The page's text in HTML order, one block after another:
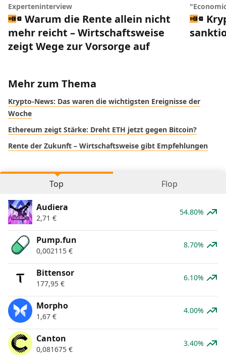
Experteninterview
Warum die Rente allein nicht
mehr reicht – Wirtschaftsweise
zeigt Wege zur Vorsorge auf
Mehr zum Thema
Krypto-News: Das waren die wichtigsten Ereignisse der
Woche
Ethereum zeigt Stärke: Dreht ETH jetzt gegen Bitcoin?
Rente der Zukunft – Wirtschaftsweise gibt Empfehlungen
Top Flop
Audiera
2,71 €
54.80%
Pump.fun
0,002115 €
8.70%
Bittensor
177,95 €
6.10%
Morpho
1,67 €
4.00%
Canton
0,081675 €
3.40%